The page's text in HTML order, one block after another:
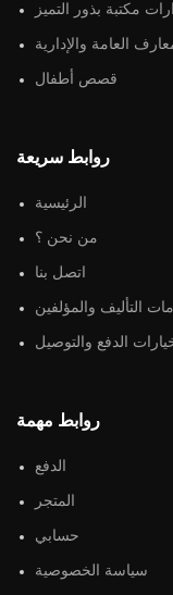
مكتبة بذور التميز
العامة والإدارية
قصص أطفال
روابط سريعة
الرئيسية
من نحن ؟
اتصل بنا
التأليف والمؤلفين
الدفع والتوصيل
روابط مهمة
الدفع
المتجر
حسابي
سياسة الخصوصية